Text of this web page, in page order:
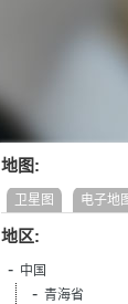
地图:
卫星图 电子地
地区:
中国
青海省